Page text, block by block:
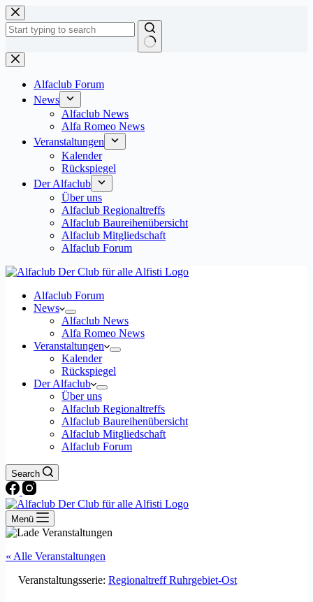
Zum
Inhalt
springen
Keine
Ergebnisse
Alfaclub Forum
News
Alfaclub News
Alfa Romeo News
Veranstaltungen
Kalender
Rückspiegel
Der Alfaclub
Über uns
Alfaclub Regionaltreffs
Alfaclub Baureihenübersicht
Alfaclub Mitgliedschaft
Alfaclub Forum
Alfaclub Forum
News
Alfaclub News
Alfa Romeo News
Veranstaltungen
Kalender
Rückspiegel
Der Alfaclub
Über uns
Alfaclub Regionaltreffs
Alfaclub Baureihenübersicht
Alfaclub Mitgliedschaft
Alfaclub Forum
Search
Menü
« Alle Veranstaltungen
Veranstaltungsserie: Regionaltreff Ruhrgebiet-Ost